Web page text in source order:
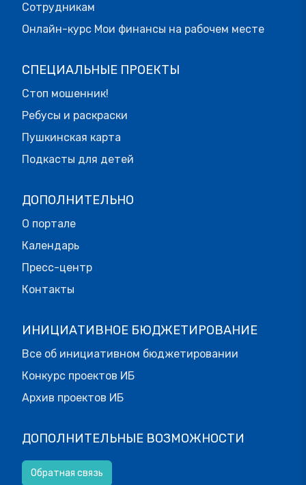
Сотрудникам
Онлайн-курс Мои финансы на рабочем месте
СПЕЦИАЛЬНЫЕ ПРОЕКТЫ
Стоп мошенник!
Ребусы и раскраски
Пушкинская карта
Подкасты для детей
ДОПОЛНИТЕЛЬНО
О портале
Календарь
Пресс-центр
Контакты
ИНИЦИАТИВНОЕ БЮДЖЕТИРОВАНИЕ
Все об инициативном бюджетировании
Конкурс проектов ИБ
Архив проектов ИБ
ДОПОЛНИТЕЛЬНЫЕ ВОЗМОЖНОСТИ
Обратная связь